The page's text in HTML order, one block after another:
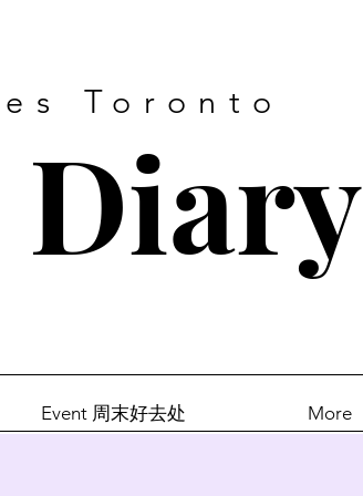
Toronto
Event 周末好去处 More